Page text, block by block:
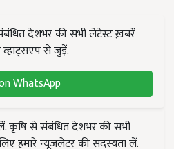
देशभर की सभी लेटेस्ट ख़बरें
से जुड़ें.
WhatsApp
कृषि से संबंधित देशभर की सभी
हमारे न्यूज़लेटर की सदस्यता लें.